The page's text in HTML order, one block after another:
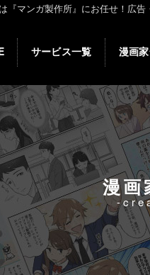
マンガ製作所』にお任せ！広
サービス一覧 漫画
漫画
-